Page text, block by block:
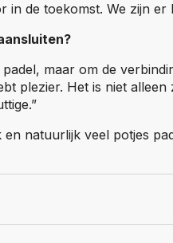
in de toekomst. We zijn er
maar om de
plezier. Het is niet
natuurlijk veel potjes